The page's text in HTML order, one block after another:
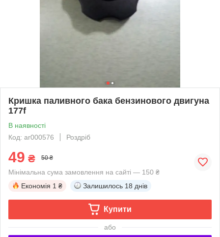
Кришка паливного бака бензинового двигуна
177f
В наявності
Код: ar000576
Роздріб
49 ₴ 50 ₴
Мінімальна сума замовлення на сайті — 150 ₴
Економія 1 ₴ Залишилось 18 днів
Купити
або